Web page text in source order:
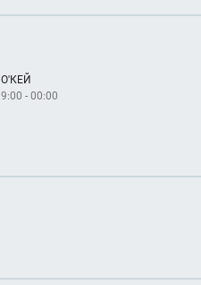
О'КЕЙ
9:00 - 00:00